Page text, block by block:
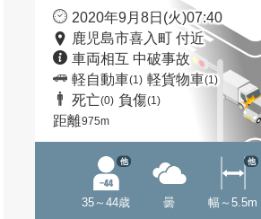
2020年9月8日(火)07:40
鹿児島市喜入町 付近
車両相互 中破事故
軽自動車(1) 軽貨物車(1)
死亡(0) 負傷(1)
距離975m
35～44歳
他
曇 幅～5.5m
他